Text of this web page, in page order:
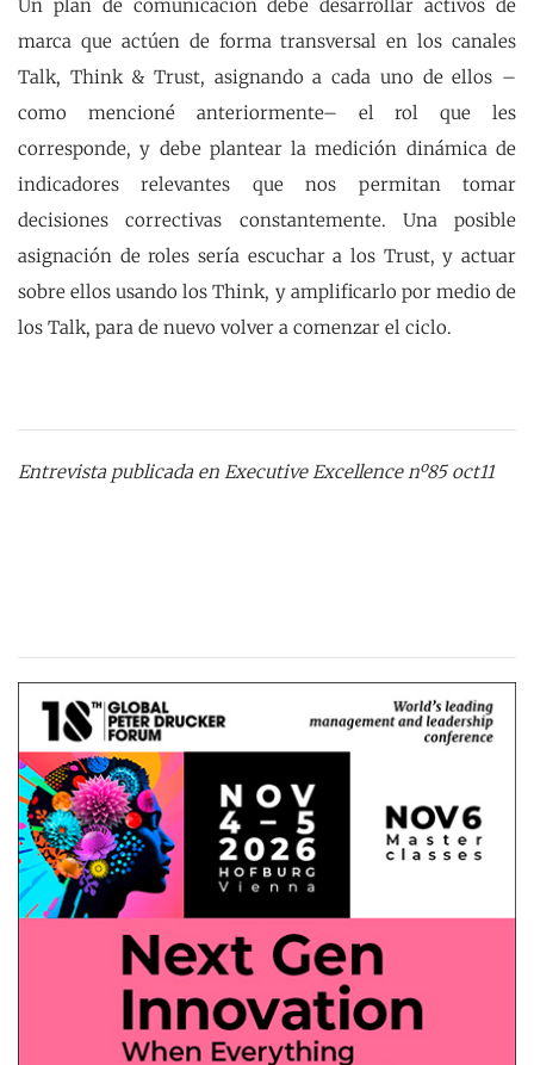
Un plan de comunicación debe desarrollar activos de
marca que actúen de forma transversal en los canales
Talk, Think & Trust, asignando a cada uno de ellos –
como mencioné anteriormente– el rol que les
corresponde, y debe plantear la medición dinámica de
indicadores relevantes que nos permitan tomar
decisiones correctivas constantemente. Una posible
asignación de roles sería escuchar a los Trust, y actuar
sobre ellos usando los Think, y amplificarlo por medio de
los Talk, para de nuevo volver a comenzar el ciclo.
Entrevista publicada en Executive Excellence nº85 oct11